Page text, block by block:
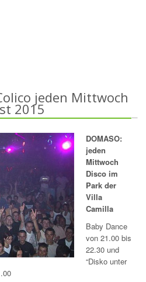
jeden Mittwoch
2015
DOMASO:
jeden
Mittwoch
Disco im
Park der
Villa
Camilla
Baby Dance
von 21.00 bis
22.30 und
“Disko unter